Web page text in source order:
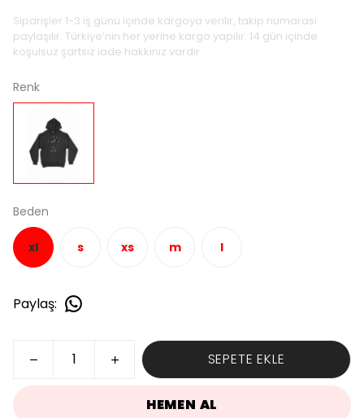
Siparişler 1-3 iş günü içinde kargoya verilir, takip numarası
paylaşılır. Türkiye’nin her yerine kargo yapılır. 14 gün içinde
koşulsuz şartsız iade hakkınız vardır.
Renk
Beden
xl s xs m l
Paylaş:
SEPETE EKLE
HEMEN AL